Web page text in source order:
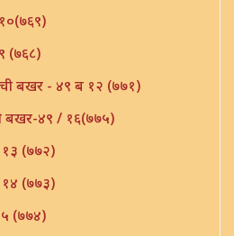
(७६८)
बखर - ४९ ब १२ (७७१)
बखर-४९ / १६(७७५)
(७७२)
(७७३)
(७७४)